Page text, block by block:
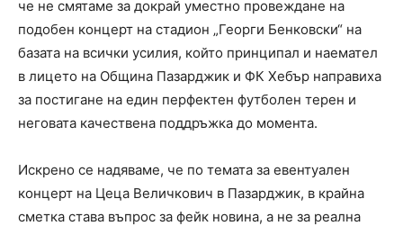
че не смятаме за докрай уместно провеждане на
подобен концерт на стадион „Георги Бенковски“ на
базата на всички усилия, който принципал и наемател
в лицето на Община Пазарджик и ФК Хебър направиха
за постигане на един перфектен футболен терен и
неговата качествена поддръжка до момента.
Искрено се надяваме, че по темата за евентуален
концерт на Цеца Величкович в Пазарджик, в крайна
сметка става въпрос за фейк новина, а не за реална